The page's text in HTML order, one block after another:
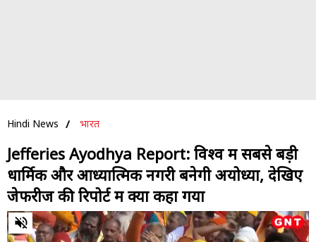
Hindi News भारत
Jefferies Ayodhya Report: विश्व में सबसे बड़ी
धार्मिक और आध्यात्मिक नगरी बनेगी अयोध्या, देखिए
जेफरीज की रिपोर्ट में क्या कहा गया
0
of
2